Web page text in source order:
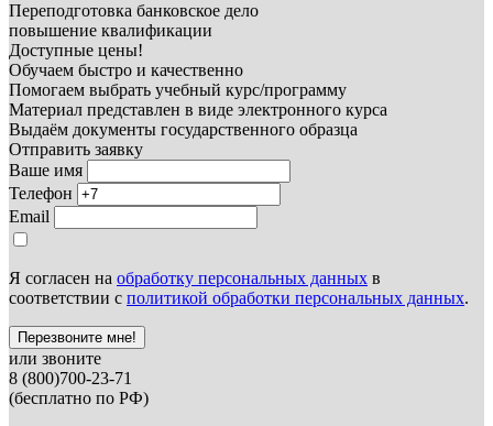
Переподготовка банковское дело
повышение квалификации
Доступные цены!
Обучаем быстро и качественно
Помогаем выбрать учебный курс/программу
Материал представлен в виде электронного курса
Выдаём документы государственного образца
Отправить заявку
Ваше имя
Телефон
Email
Я согласен на обработку персональных данных в
соответствии с политикой обработки персональных данных.
Перезвоните мне!
или звоните
8 (800)700-23-71
(бесплатно по РФ)